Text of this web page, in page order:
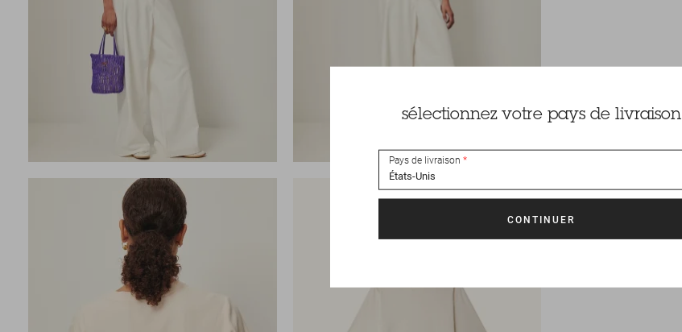
sélectionnez votre pays de livraison
Pays de livraison